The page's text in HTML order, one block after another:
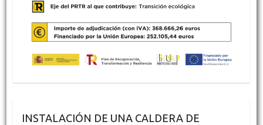
INSTALACIÓN DE UNA CALDERA DE